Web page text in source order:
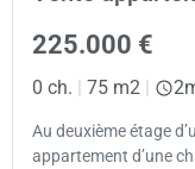
225.000 €
0 ch. | 75 m2 |
Au deuxième étage
appartement d’une